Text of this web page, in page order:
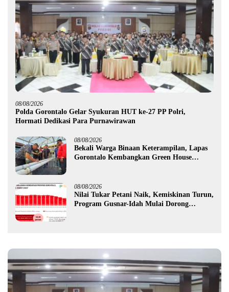
08/08/2026
Polda Gorontalo Gelar Syukuran HUT ke-27 PP Polri,
Hormati Dedikasi Para Purnawirawan
08/08/2026
Bekali Warga Binaan Keterampilan, Lapas
Gorontalo Kembangkan Green House
08/08/2026
Nilai Tukar Petani Naik, Kemiskinan Turun,
Program Gusnar-Idah Mulai Dorong